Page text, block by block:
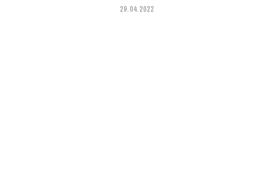
29.04.2022